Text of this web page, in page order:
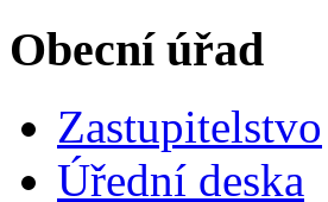
Obecní úřad
Zastupitelstvo
Úřední deska